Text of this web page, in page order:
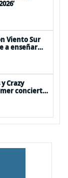
Viento Sur
a enseñar
Crazy
concierto